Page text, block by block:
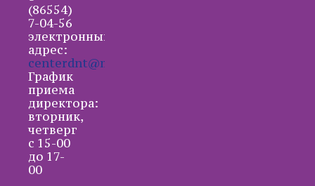
(86554)
7-04-56
электронный
адрес:
centerdnt@mail.ru
График
приема
директора:
вторник,
четверг
с 15-00
до 17-
00